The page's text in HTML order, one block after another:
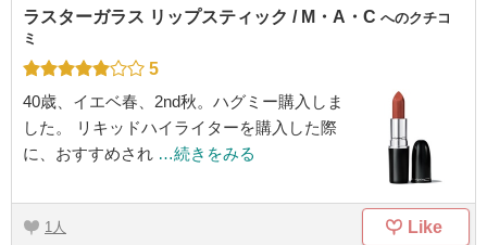
ラスターガラス リップスティック / M・A・C へのクチコ
ミ
5
40歳、イエベ春、2nd秋。ハグミー購入しま
した。 リキッドハイライターを購入した際
に、おすすめされ …続きをみる
1 Like